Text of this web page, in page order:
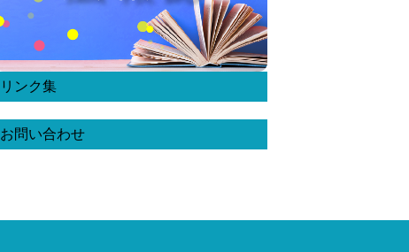
リンク集
お問い合わせ